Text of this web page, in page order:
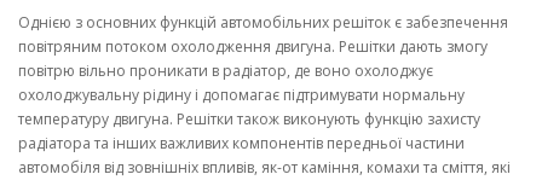
Однією з основних функцій автомобільних решіток є забезпечення
повітряним потоком охолодження двигуна. Решітки дають змогу
повітрю вільно проникати в радіатор, де воно охолоджує
охолоджувальну рідину і допомагає підтримувати нормальну
температуру двигуна. Решітки також виконують функцію захисту
радіатора та інших важливих компонентів передньої частини
автомобіля від зовнішніх впливів, як-от каміння, комахи та сміття, які